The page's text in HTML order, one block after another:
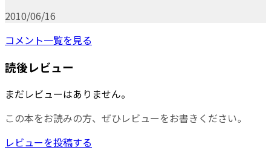
2010/06/16
コメント一覧を見る
読後レビュー
まだレビューはありません。
この本をお読みの方、ぜひレビューをお書きください。
レビューを投稿する